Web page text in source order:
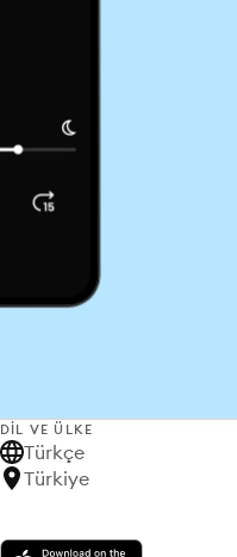
DIL VE ÜLKE
Türkçe
Türkiye